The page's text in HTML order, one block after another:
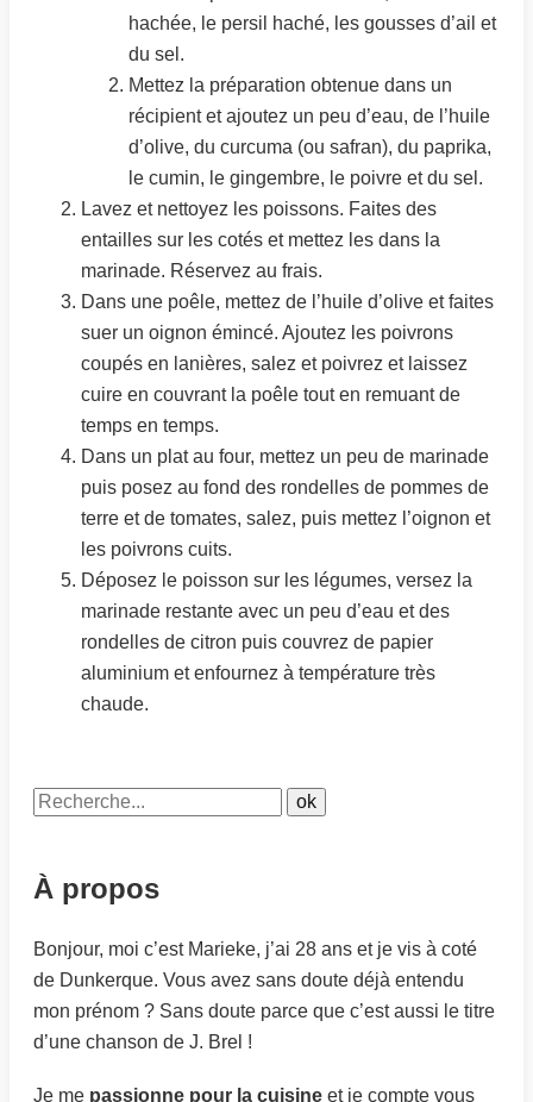
hachée, le persil haché, les gousses d’ail et
du sel.
Mettez la préparation obtenue dans un
récipient et ajoutez un peu d’eau, de l’huile
d’olive, du curcuma (ou safran), du paprika,
le cumin, le gingembre, le poivre et du sel.
Lavez et nettoyez les poissons. Faites des
entailles sur les cotés et mettez les dans la
marinade. Réservez au frais.
Dans une poêle, mettez de l’huile d’olive et faites
suer un oignon émincé. Ajoutez les poivrons
coupés en lanières, salez et poivrez et laissez
cuire en couvrant la poêle tout en remuant de
temps en temps.
Dans un plat au four, mettez un peu de marinade
puis posez au fond des rondelles de pommes de
terre et de tomates, salez, puis mettez l’oignon et
les poivrons cuits.
Déposez le poisson sur les légumes, versez la
marinade restante avec un peu d’eau et des
rondelles de citron puis couvrez de papier
aluminium et enfournez à température très
chaude.
À propos
Bonjour, moi c’est Marieke, j’ai 28 ans et je vis à coté
de Dunkerque. Vous avez sans doute déjà entendu
mon prénom ? Sans doute parce que c’est aussi le titre
d’une chanson de J. Brel !
Je me passionne pour la cuisine et je compte vous